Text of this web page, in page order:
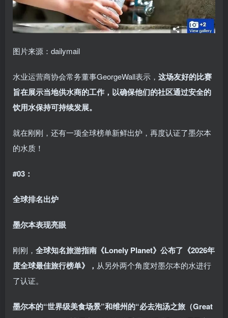
图片来源：dailymail
水业运营商协会常务董事GeorgeWall表示， 这场友好的比赛
旨在展示当地供水商的工作，以确保他们的社区通过安全的
饮用水保持可持续发展。
就在刚刚，还有一项全球榜单新鲜出炉，再度认证了墨尔本
的水质！
#03：
全球排名出炉
墨尔本表现亮眼
刚刚， 全球知名旅游指南《Lonely Planet》公布了《2026年
度全球最佳旅行榜单》， 从另外两个角度对墨尔本的水进行
了认证。
墨尔本的“世界级美食场景”和维州的“必去泡汤之旅（Great